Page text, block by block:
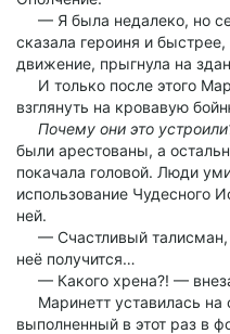
— Я была недалеко, но
сказала героиня и
движение, прыгнула на
И только после этого
взглянуть на кровавую
Почему они это
были арестованы, а
покачала головой. Люди
использование Чудесного
ней.
— Счастливый талисман,
неё получится…
— Какого хрена?! —
Маринетт уставилась на
выполненный в этот раз в